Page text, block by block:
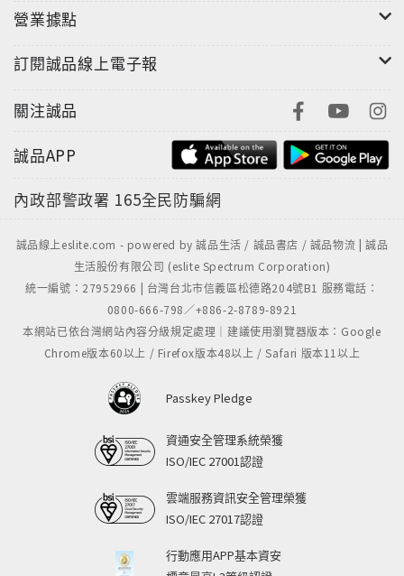
營業據點
訂閱誠品線上電子報
關注誠品
誠品APP
內政部警政署 165全民防騙網
誠品線上eslite.com - powered by 誠品生活 / 誠品書店 / 誠品物流 | 誠品
生活股份有限公司 (eslite Spectrum Corporation)
統一編號：27952966 | 台灣台北市信義區松德路204號B1 服務電話：
0800-666-798／+886-2-8789-8921
本網站已依台灣網站內容分級規定處理｜建議使用瀏覽器版本：Google
Chrome版本60以上 / Firefox版本48以上 / Safari 版本11以上
Passkey Pledge
資通安全管理系統榮獲
ISO/IEC 27001認證
雲端服務資訊安全管理榮獲
ISO/IEC 27017認證
行動應用APP基本資安